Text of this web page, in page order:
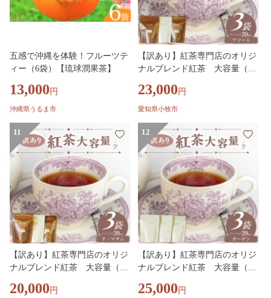
五感で沖縄を体験！フルーツテ
ィー（6袋）【琉球潤果茶】
13,000 円
沖縄県うるま市
【訳あり】紅茶専門店のオリジ
ナルブレンド紅茶 大容量（1.5
7］
23,000 円
愛知県小牧市
11
【訳あり】紅茶専門店のオリジ
ナルブレンド紅茶 大容量（1.5
06］
20,000 円
12
【訳あり】紅茶専門店のオリジ
ナルブレンド紅茶 大容量（1.5
5］
25,000 円